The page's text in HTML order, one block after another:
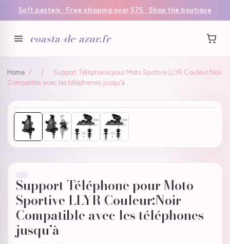
Soft pastels · Free shipping over $75 · Shop the boutique
coasta-de-azur.fr
Home / /
Support Téléphone pour Moto Sportive LLYR Couleur:Noir
Compatible avec les téléphones jusqu’à
Support Téléphone pour Moto
Sportive LLYR Couleur:Noir
Compatible avec les téléphones
jusqu’à